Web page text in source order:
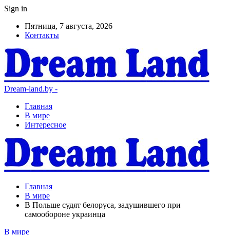
Sign in
Пятница, 7 августа, 2026
Контакты
Dream-land.by -
Главная
В мире
Интересное
Главная
В мире
В Польше судят белоруса, задушившего при
самообороне украинца
В мире